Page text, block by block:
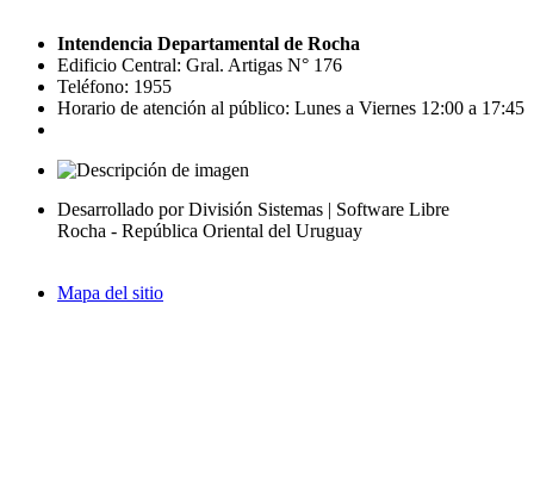
Intendencia Departamental de Rocha
Edificio Central: Gral. Artigas N° 176
Teléfono: 1955
Horario de atención al público: Lunes a Viernes 12:00 a 17:45
Desarrollado por División Sistemas | Software Libre
Rocha - República Oriental del Uruguay
Mapa del sitio